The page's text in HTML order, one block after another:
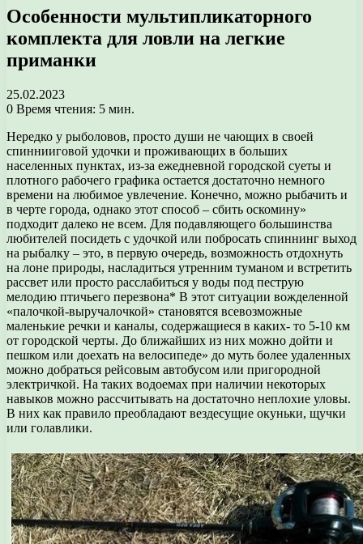
Особенности мультипликаторного
комплекта для ловли на легкие
приманки
25.02.2023
0 Время чтения: 5 мин.
Нередко у рыболовов, просто души не чающих в своей
спиннииговой удочки и проживающих в больших
населенных пунктах, из-за ежедневной городской суеты и
плотного рабочего графика остается достаточно немного
времени на любимое увлечение. Конечно, можно рыбачить и
в черте города, однако этот способ – сбить оскомину»
подходит далеко не всем. Для подавляющего большинства
любителей посидеть с удочкой или побросать спиннинг выход
на рыбалку – это, в первую очередь, возможность отдохнуть
на лоне природы, насладиться утренним туманом и встретить
рассвет или просто расслабиться у воды под пеструю
мелодию птичьего перезвона* В этот ситуации вожделенной
«палочкой-выручалочкой» становятся всевозможные
маленькие речки и каналы, содержащиеся в каких- то 5-10 км
от городской черты. До ближайших из них можно дойти и
пешком или доехать на велосипеде» до муть более удаленных
можно добраться рейсовым автобусом или пригородной
электричкой. На таких водоемах при наличии некоторых
навыков можно рассчитывать на достаточно неплохие уловы.
В них как правило преобладают вездесущие окуньки, щучки
или голавлики.